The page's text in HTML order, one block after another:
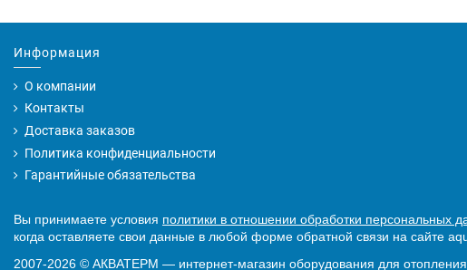
Информация
О компании
Контакты
Доставка заказов
Политика конфиденциальности
Гарантийные обязательства
Вы принимаете условия политики в отношении обработки персональных
когда оставляете свои данные в любой форме обратной связи на сайте
2007-2026 © АКВАТЕРМ — интернет-магазин оборудования для